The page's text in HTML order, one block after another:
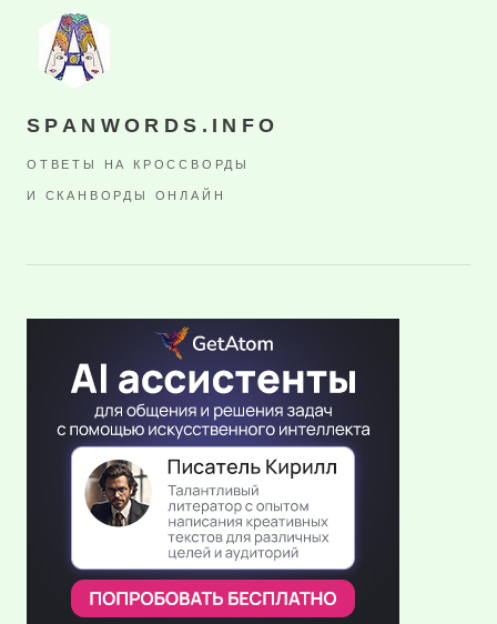
SPANWORDS.INFO
ОТВЕТЫ НА КРОССВОРДЫ
И СКАНВОРДЫ ОНЛАЙН